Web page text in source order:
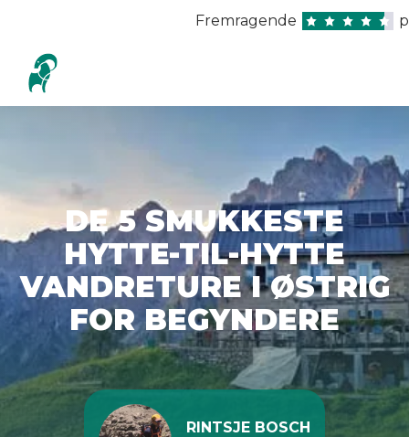
Fremragende
DE 5 SMUKKESTE
HYTTE-TIL-HYTTE
VANDRETURE I ØSTRIG
FOR BEGYNDERE
RINTSJE BOSCH